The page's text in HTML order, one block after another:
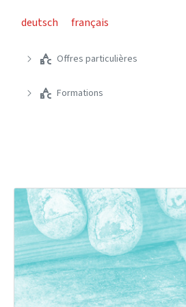
deutsch français
Offres particulières
Formations